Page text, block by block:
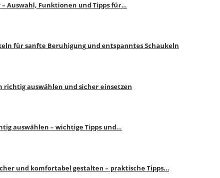
Auswahl, Funktionen und Tipps für…
für sanfte Beruhigung und entspanntes Schaukeln
richtig auswählen und sicher einsetzen
auswählen – wichtige Tipps und…
und komfortabel gestalten – praktische Tipps…